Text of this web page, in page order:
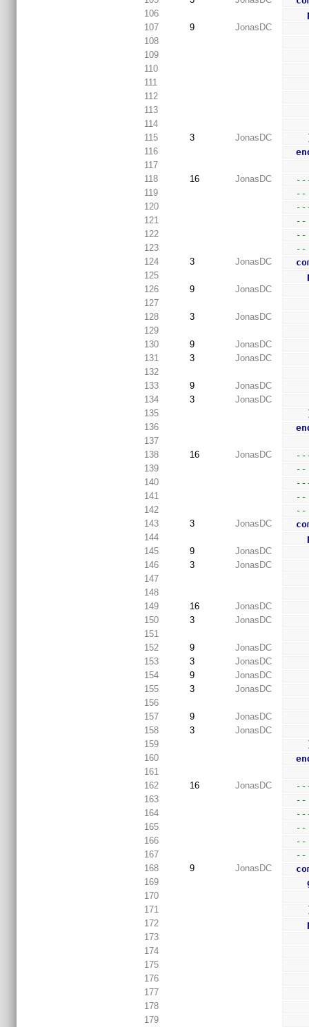
106
107
9
JonasDC
108
109
110
111
112
113
114
115
3 JonasDC
116
117
118
16 JonasDC
119
--
120
121
--
122
--
123
124
3 JonasDC
125
126
9
JonasDC
127
128
3
JonasDC
129
130
9
JonasDC
131
3
JonasDC
132
133
9
JonasDC
134
3
JonasDC
135
136
137
138
16 JonasDC
139
--
140
141
--
142
143
3 JonasDC
144
145
9
JonasDC
146
3
JonasDC
147
148
149
16
JonasDC
150
3
JonasDC
151
152
9
JonasDC
153
3
JonasDC
154
9
JonasDC
155
3
JonasDC
156
157
9
JonasDC
158
3
JonasDC
159
160
161
162
16 JonasDC
163
--
164
165
--
166
--
167
168
9 JonasDC
169
170
171
172
173
174
175
176
177
178
179